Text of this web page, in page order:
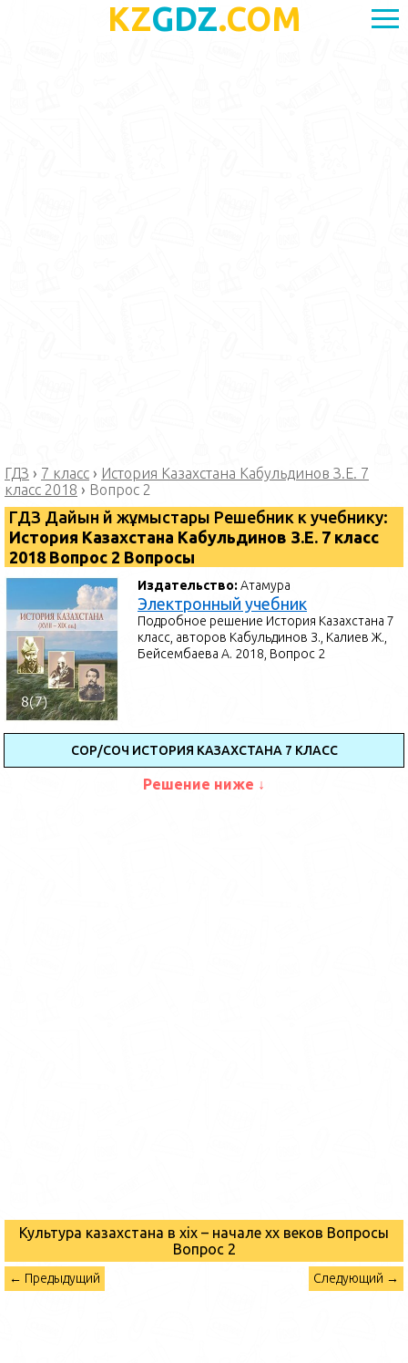
KZGDZ.COM
ГДЗ › 7 класс › История Казахстана Кабульдинов З.Е. 7
класс 2018 › Вопрос 2
ГДЗ Дайын үй жұмыстары Решебник к учебнику:
История Казахстана Кабульдинов З.Е. 7 класс
2018 Вопрос 2 Вопросы
Издательство:Атамура
Электронный учебник
Подробное решение История Казахстана 7
класс, авторов Кабульдинов З., Калиев Ж.,
Бейсембаева А. 2018, Вопрос 2
СОР/СОЧ ИСТОРИЯ КАЗАХСТАНА 7 КЛАСС
Решение ниже ↓
Культура казахстана в xix – начале хх веков Вопросы
Вопрос 2
← Предыдущий Следующий →